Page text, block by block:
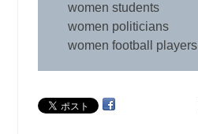
women students
women politicians
women football players